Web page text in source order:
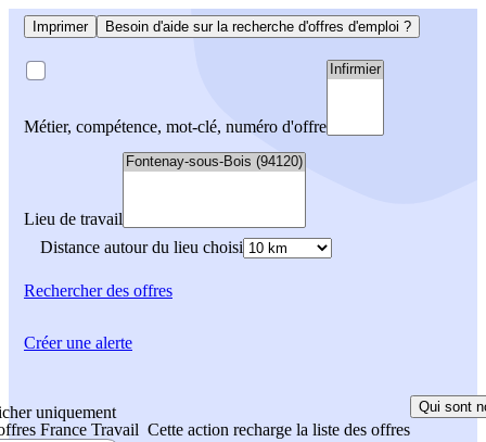
Imprimer Besoin d'aide sur la recherche d'offres d'emploi ?
Métier, compétence, mot-clé, numéro d'offre
Lieu de travail
Distance autour du lieu choisi
Rechercherdes offres
uniquement
France Travail Cette action recharge la liste des offres
Qui sont
Créer une alerte